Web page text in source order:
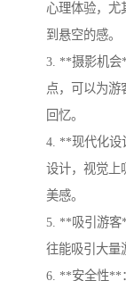
心理体验，尤
到悬空的感。
3. **摄影机会
点，可以为游
回忆。
4. **现代化设
设计，视觉上
美感。
5. **吸引游客
往能吸引大量
6. **安全性**